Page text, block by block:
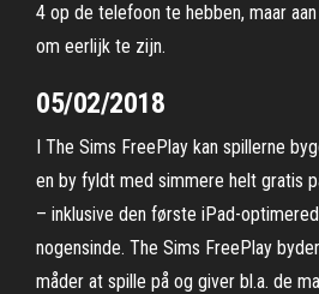
4 op de telefoon te hebben, maar
om eerlijk te zijn.
05/02/2018
I The Sims FreePlay kan spillerne
en by fyldt med simmere helt gratis
– inklusive den første iPad-
nogensinde. The Sims FreePlay
måder at spille på og giver bl.a. de